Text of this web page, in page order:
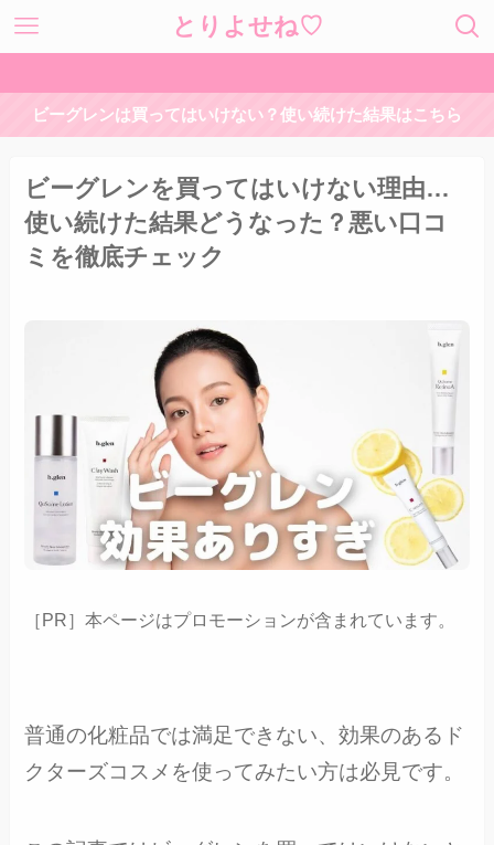
とりよせね♡
ビーグレンは買ってはいけない？使い続けた結果はこちら
ビーグレンを買ってはいけない理由…
使い続けた結果どうなった？悪い口コ
ミを徹底チェック
［PR］本ページはプロモーションが含まれています。
普通の化粧品では満足できない、効果のあるド
クターズコスメを使ってみたい方は必見です。